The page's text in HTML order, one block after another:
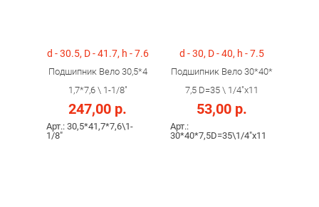
d - 30.5, D - 41.7, h - 7.6
Подшипник Вело 30,5*4
1,7*7,6 \ 1-1/8"
247,00 р.
Арт.: 30,5*41,7*7,6\1-
1/8"
d - 30, D - 40, h - 7.5
Подшипник Вело 30*40*
7,5 D=35 \ 1/4"x11
53,00 р.
Арт.:
30*40*7,5D=35\1/4"x11